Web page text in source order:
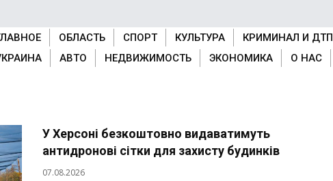
ОБЛАСТЬ СПОРТ КУЛЬТУРА КРИМИНАЛ И ДТП
АВТО НЕДВИЖИМОСТЬ ЭКОНОМИКА О НАС
У Херсоні безкоштовно видаватимуть
антидронові сітки для захисту будинків
07.08.2026